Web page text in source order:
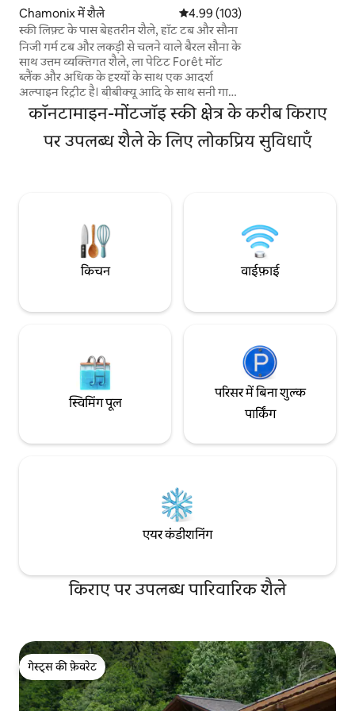
Chamonix में शैले औसत रेटिंग 5 में से 4.99, 103 समीक्षाएँ
4.99 (103)
स्की लिफ़्ट के पास बेहतरीन शैले, हॉट टब और सौना
निजी गर्म टब और लकड़ी से चलने वाले बैरल सौना के
साथ उत्तम व्यक्तिगत शैले, ला पेटिट Forêt मोंट
ब्लैंक और अधिक के दृश्यों के साथ एक आदर्श
अल्पाइन रिट्रीट है। बीबीक्यू आदि के साथ सनी गार्डन
पाइन जंगल पर देता है। कार - मुक्त रास्तों, सर्दियों
और गर्मियों पर बगीचे से सीधे पैदल या साइकिल
चलाएँ। गांव (400 मीटर), लिफ्ट (700 मीटर),
एक्ससी स्की ट्रेल्स (100 मीटर) के करीब एकांत।
कॉनटामाइन-मोंटजॉइ स्की क्षेत्र के करीब किराए
पर उपलब्ध शैले के लिए लोकप्रिय सुविधाएँ
किचन वाईफ़ाई
स्विमिंग पूल
परिसर में बिना शुल्क
पार्किंग
एयर कंडीशनिंग
किराए पर उपलब्ध पारिवारिक शैले
गेस्ट्स की फ़ेवरेट
गेस्ट्स की फ़ेवरेट